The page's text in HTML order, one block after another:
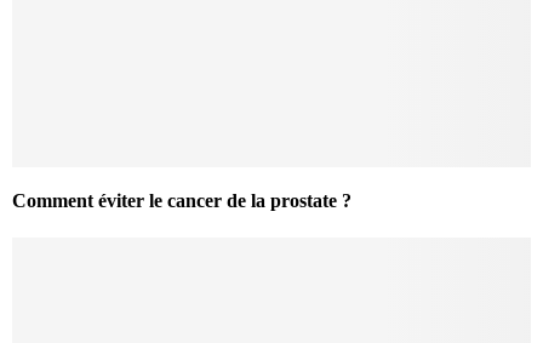
Comment éviter le cancer de la prostate ?